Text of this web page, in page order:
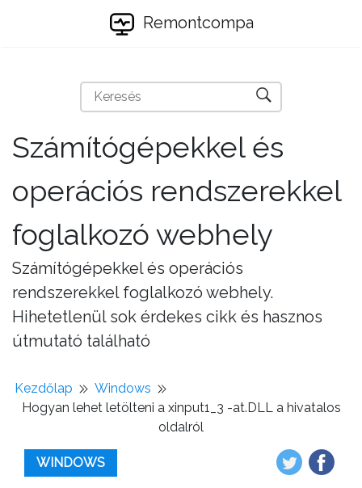
Remontcompa
Számítógépekkel és
operációs rendszerekkel
foglalkozó webhely
Számítógépekkel és operációs
rendszerekkel foglalkozó webhely.
Hihetetlenül sok érdekes cikk és hasznos
útmutató található
Kezdőlap
Windows
Hogyan lehet letölteni a xinput1_3 -at.DLL a hivatalos
oldalról
WINDOWS